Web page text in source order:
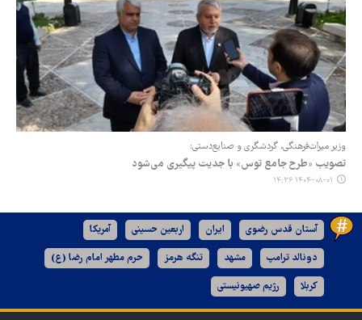
وزیر میراث‌فرهنگی، گردشگری و صنایع‌دستی:
تصویب «طرح جامع توس» با جدیت پیگیری می‌شود
۱۴۰۴-۰۸-۰۱ ۱۴:۳۶
آستان قدس رضوی ایران اربعین حسینی آمریکا
دونالد ترامپ مشهد تنگه هرمز حرم مطهر امام رضا (ع)
کربلا رژیم صهیونیستی